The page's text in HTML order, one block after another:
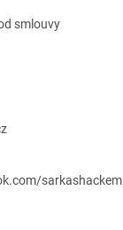
smlouvy
sarkashackem